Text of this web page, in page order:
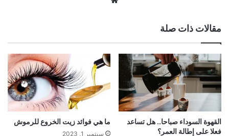
مقالات ذات صلة
القهوة السوداء صباحا.. هل تساعد
فعلا على إطالة العمر؟
ما هي فوائد زيت الخروع للرموش
سبتمبر 1, 2023